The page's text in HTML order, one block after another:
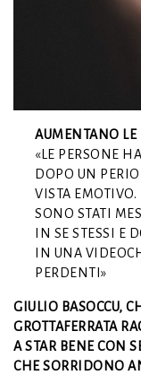
AUMENTANO LE
«LE PERSONE
DOPO UN
VISTA EMOTIVO.
SONO STATI
IN SE STESSI E
IN UNA
PERDENTI»
GIULIO BASOCCU,
GROTTAFERRATA
A STAR BENE CON
CHE SORRIDONO